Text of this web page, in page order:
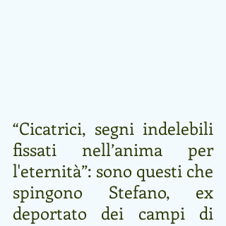
“Cicatrici, segni indelebili
fissati nell’anima per
l'eternità”: sono questi che
spingono Stefano, ex
deportato dei campi di